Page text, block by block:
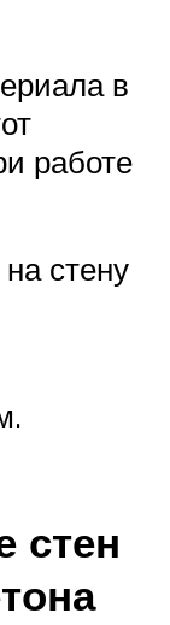
в
работе
стену
стен